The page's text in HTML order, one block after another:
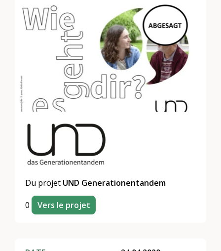
Du projet UND Generationentandem
0 Vers le projet